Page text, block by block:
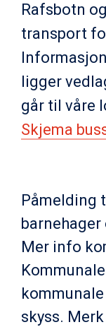
Rafsbotn
transport
ligger
går til våre
Skjema
Påmelding
barnehager
Mer info
skyss.